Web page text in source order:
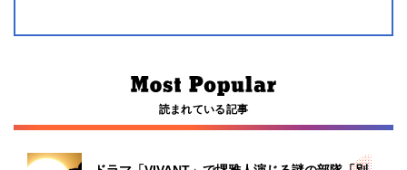
読まれている記事